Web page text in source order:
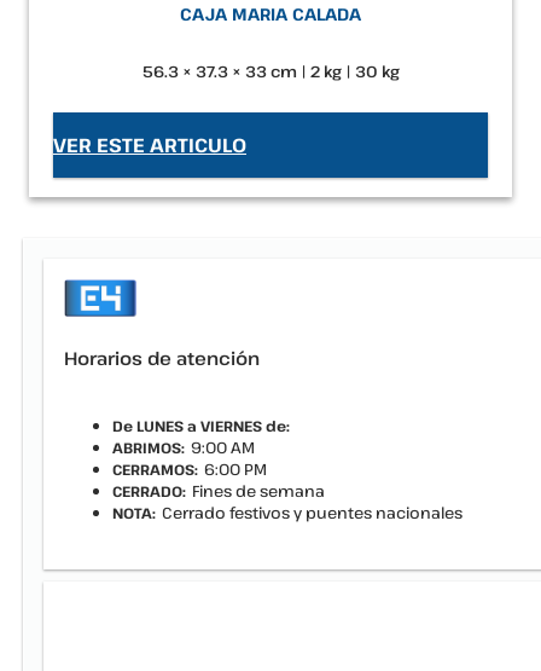
CAJA MARIA CALADA
56.3 × 37.3 × 33 cm | 2 kg | 30 kg
VER ESTE ARTICULO
Horarios de atención
De LUNES a VIERNES de:
ABRIMOS: 9:00 AM
CERRAMOS: 6:00 PM
CERRADO: Fines de semana
NOTA: Cerrado festivos y puentes nacionales